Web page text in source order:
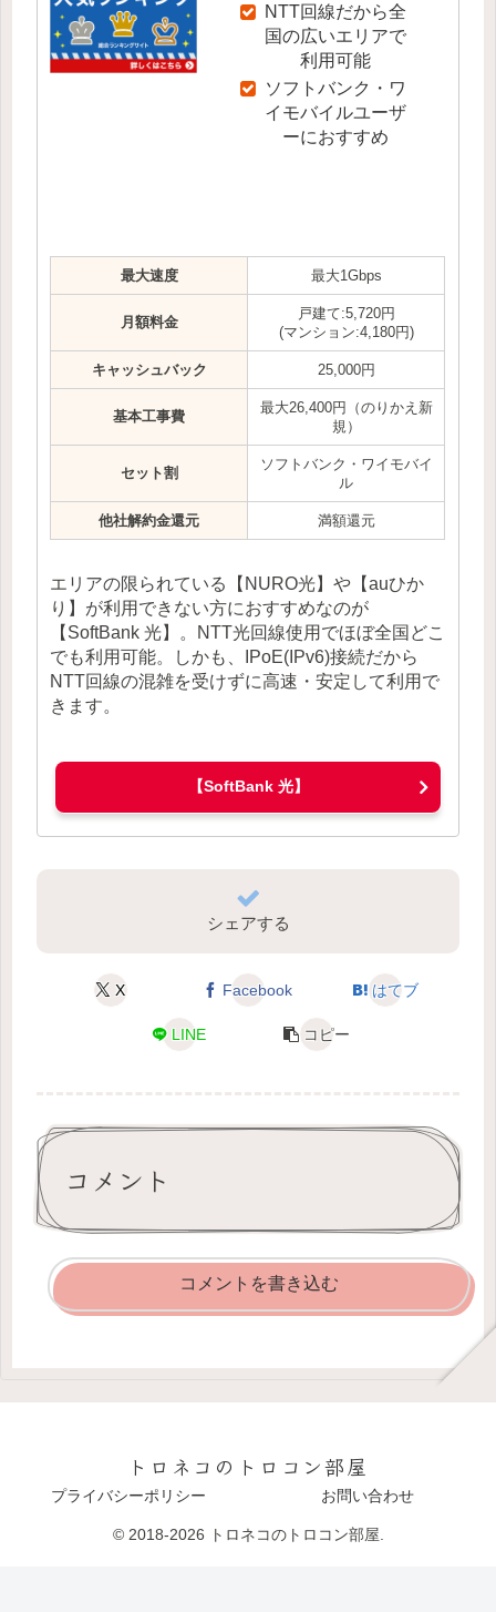
NTT回線だから全
国の広いエリアで
利用可能
ソフトバンク・ワ
イモバイルユーザ
ーにおすすめ
最大速度 最大1Gbps
月額料金
戸建て:5,720円
(マンション:4,180円)
キャッシュバック 25,000円
基本工事費
最大26,400円（のりかえ新
規）
セット割
ソフトバンク・ワイモバイ
ル
他社解約金還元 満額還元
エリアの限られている【NURO光】や【auひか
り】が利用できない方におすすめなのが
【SoftBank 光】。NTT光回線使用でほぼ全国どこ
でも利用可能。しかも、IPoE(IPv6)接続だから
NTT回線の混雑を受けずに高速・安定して利用で
きます。
【SoftBank 光】
シェアする
X Facebook はてブ
LINE コピー
コメント
コメントを書き込む
トロネコのトロコン部屋
プライバシーポリシー お問い合わせ
© 2018-2026 トロネコのトロコン部屋.